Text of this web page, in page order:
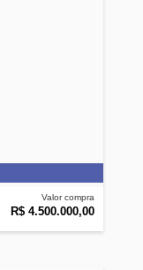
Valor compra
R$ 4.500.000,00